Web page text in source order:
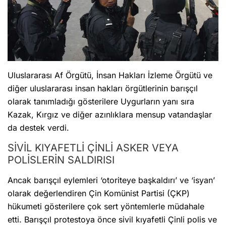
Uluslararası Af Örgütü, İnsan Hakları İzleme Örgütü ve
diğer uluslararası insan hakları örgütlerinin barışçıl
olarak tanımladığı gösterilere Uygurların yanı sıra
Kazak, Kırgız ve diğer azınlıklara mensup vatandaşlar
da destek verdi.
SİVİL KIYAFETLİ ÇİNLİ ASKER VEYA
POLİSLERİN SALDIRISI
Ancak barışçıl eylemleri ‘otoriteye başkaldırı’ ve ‘isyan’
olarak değerlendiren Çin Komünist Partisi (ÇKP)
hükumeti gösterilere çok sert yöntemlerle müdahale
etti. Barışçıl protestoya önce sivil kıyafetli Çinli polis ve